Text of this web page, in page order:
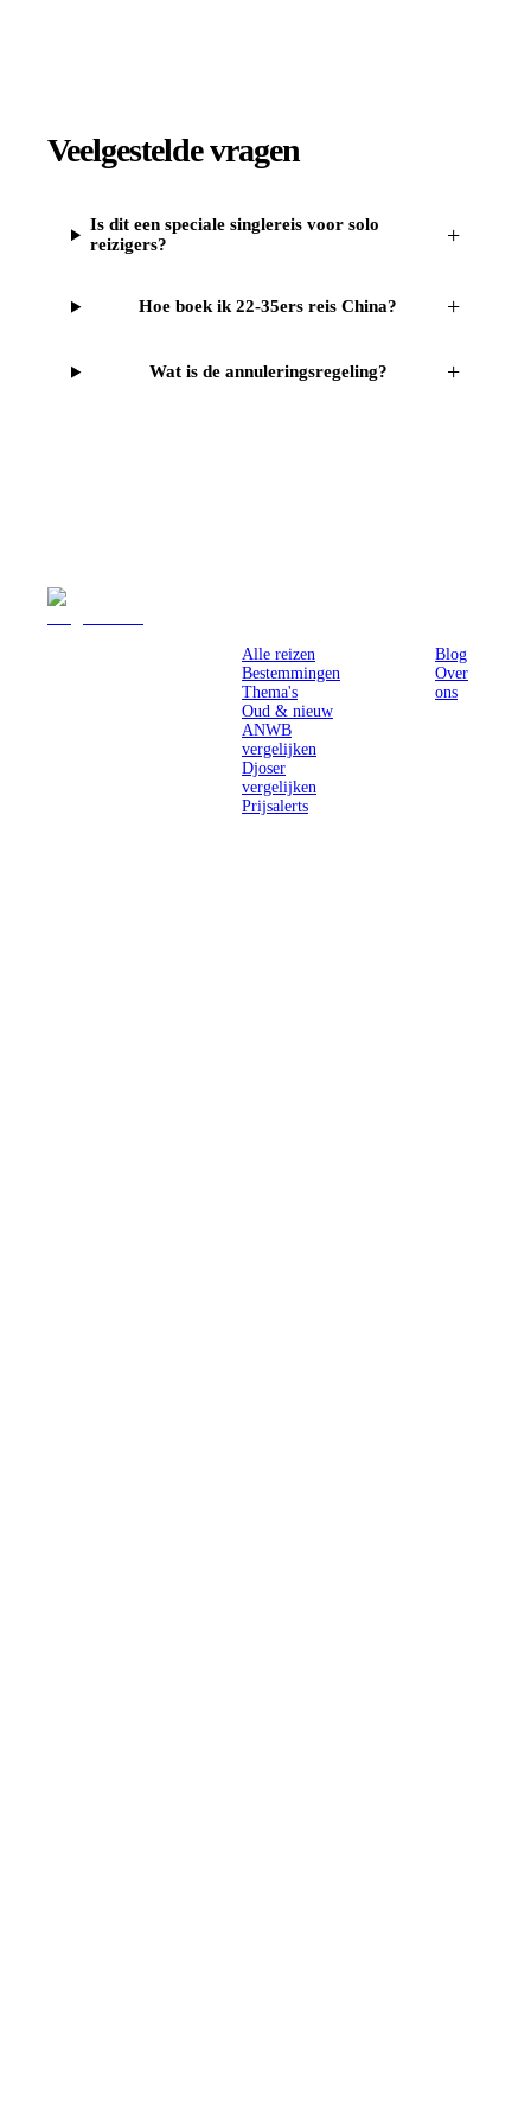
Veelgestelde vragen
Is dit een speciale singlereis voor solo
reizigers?
+
Hoe boek ik 22-35ers reis China? +
Wat is de annuleringsregeling? +
Alle reizen
Bestemmingen
Thema's
Oud & nieuw
ANWB
vergelijken
Djoser
vergelijken
Prijsalerts
Blog
Over
ons